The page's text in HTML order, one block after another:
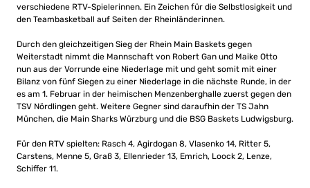
verschiedene RTV-Spielerinnen. Ein Zeichen für die Selbstlosigkeit und
den Teambasketball auf Seiten der Rheinländerinnen.
Durch den gleichzeitigen Sieg der Rhein Main Baskets gegen
Weiterstadt nimmt die Mannschaft von Robert Gan und Maike Otto
nun aus der Vorrunde eine Niederlage mit und geht somit mit einer
Bilanz von fünf Siegen zu einer Niederlage in die nächste Runde, in der
es am 1. Februar in der heimischen Menzenberghalle zuerst gegen den
TSV Nördlingen geht. Weitere Gegner sind daraufhin der TS Jahn
München, die Main Sharks Würzburg und die BSG Baskets Ludwigsburg.
Für den RTV spielten: Rasch 4, Agirdogan 8, Vlasenko 14, Ritter 5,
Carstens, Menne 5, Graß 3, Ellenrieder 13, Emrich, Loock 2, Lenze,
Schiffer 11.